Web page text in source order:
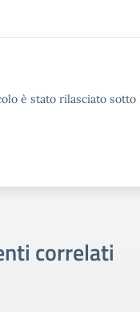
è stato rilasciato
correlati